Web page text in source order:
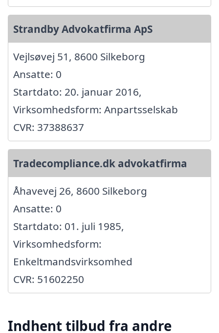
Strandby Advokatfirma ApS
Vejlsøvej 51, 8600 Silkeborg
Ansatte: 0
Startdato: 20. januar 2016,
Virksomhedsform: Anpartsselskab
CVR: 37388637
Tradecompliance.dk advokatfirma
Åhavevej 26, 8600 Silkeborg
Ansatte: 0
Startdato: 01. juli 1985,
Virksomhedsform:
Enkeltmandsvirksomhed
CVR: 51602250
Indhent tilbud fra andre